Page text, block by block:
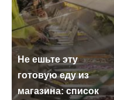
Не ешьте эту
готовую еду из
магазина: список